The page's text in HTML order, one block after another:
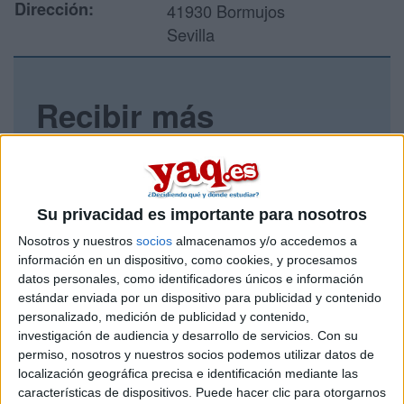
Su privacidad es importante para nosotros
Nosotros y nuestros socios almacenamos y/o accedemos a
información en un dispositivo, como cookies, y procesamos
datos personales, como identificadores únicos e información
estándar enviada por un dispositivo para publicidad y contenido
personalizado, medición de publicidad y contenido,
investigación de audiencia y desarrollo de servicios. Con su
permiso, nosotros y nuestros socios podemos utilizar datos de
localización geográfica precisa e identificación mediante las
características de dispositivos. Puede hacer clic para otorgarnos
Dirección:
41930 Bormujos
Sevilla
Recibir más
información
Rellena este formulario con tus datos y un texto con las
preguntas que quieres hacer. Al pulsar el botón de enviar,
los datos y la pregunta que has introducido se enviarán
por correo electrónico al centro educativo para que te
respondan ellos directamente.
Tu nombre:*
Tus apellidos:*
Tu email:*